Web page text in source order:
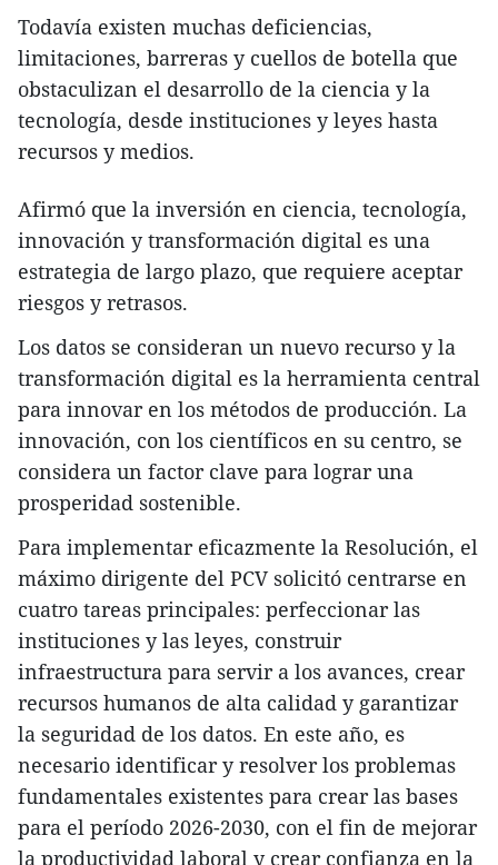
Todavía existen muchas deficiencias,
limitaciones, barreras y cuellos de botella que
obstaculizan el desarrollo de la ciencia y la
tecnología, desde instituciones y leyes hasta
recursos y medios.
Afirmó que la inversión en ciencia, tecnología,
innovación y transformación digital es una
estrategia de largo plazo, que requiere aceptar
riesgos y retrasos.
Los datos se consideran un nuevo recurso y la
transformación digital es la herramienta central
para innovar en los métodos de producción. La
innovación, con los científicos en su centro, se
considera un factor clave para lograr una
prosperidad sostenible.
Para implementar eficazmente la Resolución, el
máximo dirigente del PCV solicitó centrarse en
cuatro tareas principales: perfeccionar las
instituciones y las leyes, construir
infraestructura para servir a los avances, crear
recursos humanos de alta calidad y garantizar
la seguridad de los datos. En este año, es
necesario identificar y resolver los problemas
fundamentales existentes para crear las bases
para el período 2026-2030, con el fin de mejorar
la productividad laboral y crear confianza en la